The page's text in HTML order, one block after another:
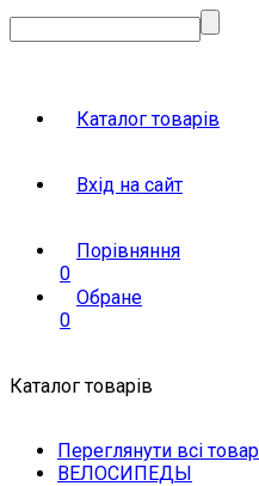
Каталог товарів
Вхід на сайт
Порівняння
0
Обране
0
Каталог товарів
Переглянути всі
ВЕЛОСИПЕДЫ